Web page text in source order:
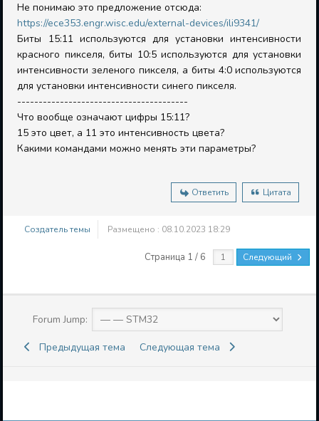
Не понимаю это предложение отсюда:
https://ece353.engr.wisc.edu/external-devices/ili9341/
Биты 15:11 используются для установки интенсивности
красного пикселя, биты 10:5 используются для установки
интенсивности зеленого пикселя, а биты 4:0 используются
для установки интенсивности синего пикселя.
----------------------------------------
Что вообще означают цифры 15:11?
15 это цвет, а 11 это интенсивность цвета?
Какими командами можно менять эти параметры?
Ответить Цитата
Создатель темы Размещено : 08.10.2023 18:29
Страница 1 / 6 Следующий
Forum Jump:
Предыдущая тема Следующая тема